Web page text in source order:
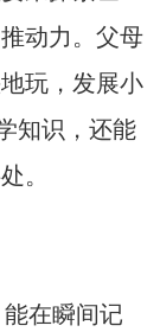
动力。父母
玩，发展小
知识，还能
。
在瞬间记